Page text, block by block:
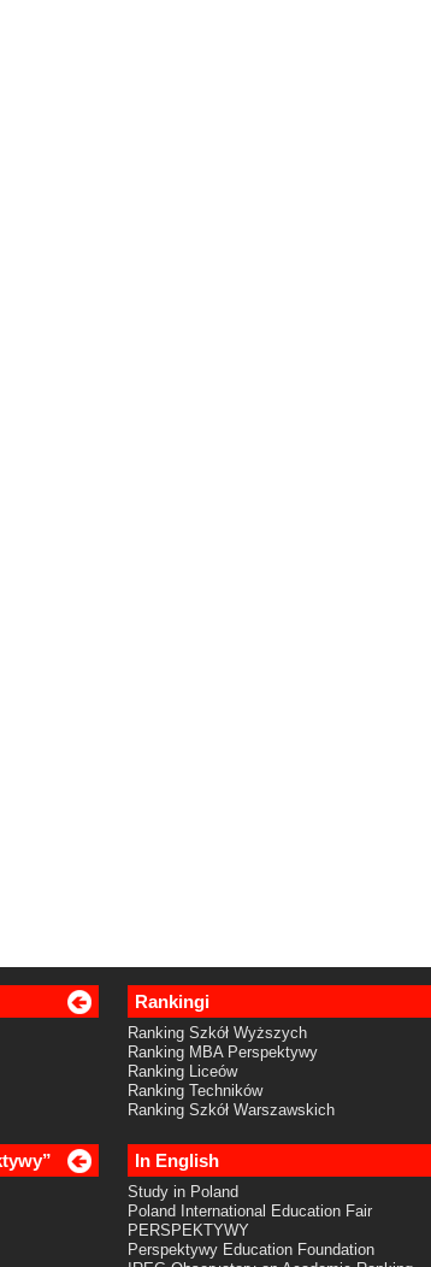
Rankingi
Ranking Szkół Wyższych
Ranking MBA Perspektywy
Ranking Liceów
Ranking Techników
Ranking Szkół Warszawskich
In English
Study in Poland
Poland International Education Fair
PERSPEKTYWY
Perspektywy Education Foundation